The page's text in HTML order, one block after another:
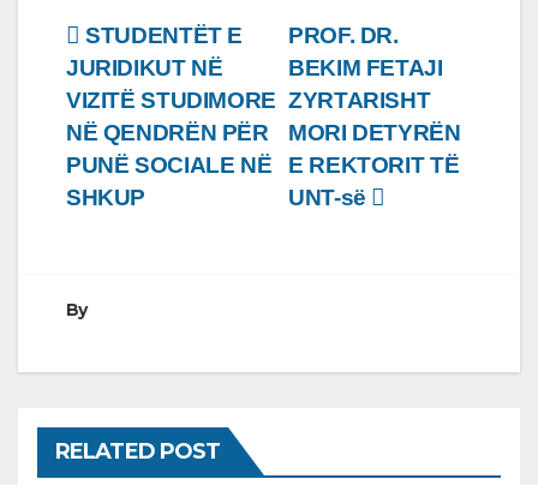
Lëvizje
te
postimet
PROF. DR.
BEKIM FETAJI
ZYRTARISHT
MORI DETYRËN
E REKTORIT TË
UNT-së
STUDENTËT E
JURIDIKUT NË
VIZITË STUDIMORE
NË QENDRËN PËR
PUNË SOCIALE NË
SHKUP
By
RELATED POST